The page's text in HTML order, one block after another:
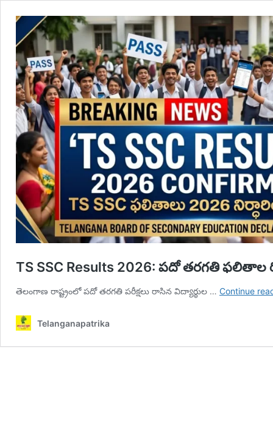
TS SSC Results 2026: పదో తరగతి
తెలంగాణ రాష్ట్రంలో పదో తరగతి పరీక్షలు రాసిన విద్యార్థుల … Continue
Telanganapatrika